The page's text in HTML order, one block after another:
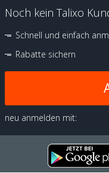
Noch kein Talixo
Schnell und einfach
Rabatte sichern
neu anmelden mit: